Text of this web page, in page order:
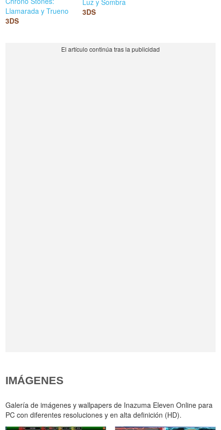
Llamarada y Trueno
3DS
3DS
IMÁGENES
Galería de imágenes y wallpapers de Inazuma Eleven Online para
PC con diferentes resoluciones y en alta definición (HD).